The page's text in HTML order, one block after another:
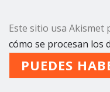
Este sitio usa Akismet
cómo se procesan los
PUEDES